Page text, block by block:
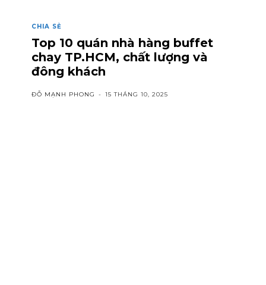
CHIA SẺ
Top 10 quán nhà hàng buffet
chay TP.HCM, chất lượng và
đông khách
ĐỖ MẠNH PHONG - 15 THÁNG 10, 2025